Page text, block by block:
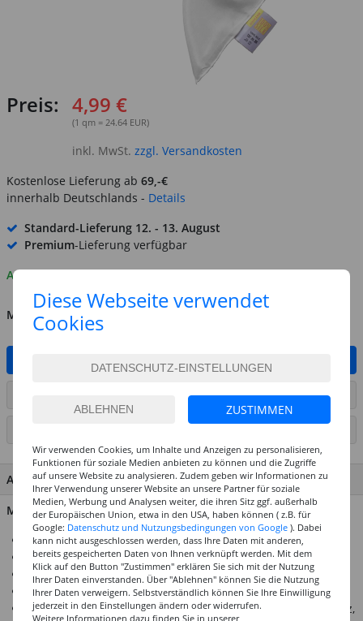
Preis: 4,99 €
(1 qm = 24.64 EUR)
inkl. MwSt. zzgl. Versandkosten
Kostenlose Lieferung ab 69,-€
innerhalb Deutschlands - Details
Standard-Lieferung 12. - 13. August
Premium-Lieferung verfügbar
Auf Lager
MENGE
ARTIKEL AUF WUNSCHLISTE SETZEN
ARTIKEL MERKMALE & DETAILS
Material: 100% Seide
Naturweiße Seide, ideal für Seidenmalerei
Große Auswahl an Seidenartikeln in sehr guter Qualität
Für viele verschiedene Techniken geeignet
Ideal für Hobby, Kunst & Einrichtungen
Ponge 05 ist fein, sehr leicht und zeigt schönen Seidenglanz,
Diese Webseite verwendet
Cookies
ZUSTIMMEN
Wir verwenden Cookies, um Inhalte und Anzeigen zu personalisieren,
Funktionen für soziale Medien anbieten zu können und die Zugriffe
auf unsere Website zu analysieren. Zudem geben wir Informationen zu
Ihrer Verwendung unserer Website an unsere Partner für soziale
Medien, Werbung und Analysen weiter, die ihren Sitz ggf. außerhalb
der Europäischen Union, etwa in den USA, haben können ( z.B. für
Google: Datenschutz und Nutzungsbedingungen von Google ). Dabei
kann nicht ausgeschlossen werden, dass Ihre Daten mit anderen,
bereits gespeicherten Daten von Ihnen verknüpft werden. Mit dem
Klick auf den Button "Zustimmen" erklären Sie sich mit der Nutzung
Ihrer Daten einverstanden. Über "Ablehnen" können Sie die Nutzung
Ihrer Daten verweigern. Selbstverständlich können Sie Ihre Einwilligung
jederzeit in den Einstellungen ändern oder widerrufen.
Weitere Informationen dazu finden Sie in unserer